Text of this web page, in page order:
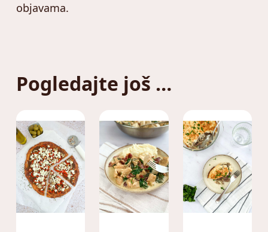
objavama.
Pogledajte još …